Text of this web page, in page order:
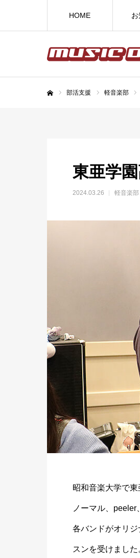
HOME
部活支援 軽音楽部
東亜学
2024.03.26 軽音楽部
昭和音楽大学で
ノーマル、peeler
各バンドがオリ
スンを受けました